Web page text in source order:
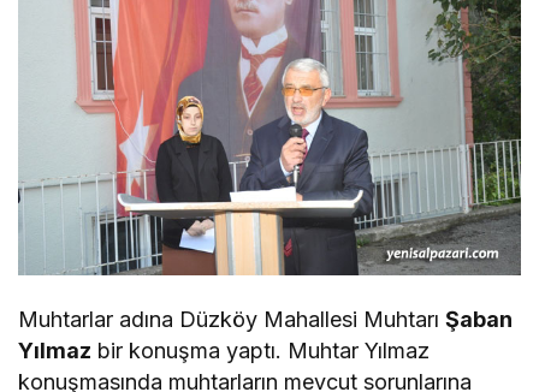
Muhtarlar adına Düzköy Mahallesi MuhtarıŞaban
Yılmaz bir konuşma yaptı. Muhtar Yılmaz
konuşmasında muhtarların mevcut sorunlarına